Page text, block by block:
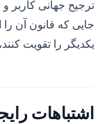
ترجیح جهانی کاربر
جایی که قانون آن را
یکدیگر را تقویت
اشتباهات